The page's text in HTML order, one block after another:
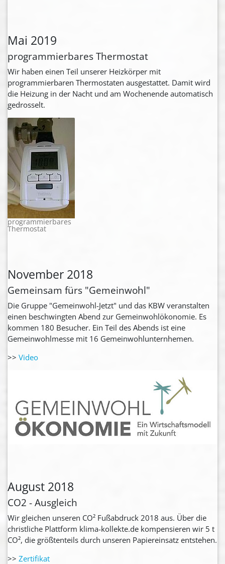
Mai 2019
programmierbares Thermostat
Wir haben einen Teil unserer Heizkörper mit
programmierbaren Thermostaten ausgestattet. Damit wird
die Heizung in der Nacht und am Wochenende automatisch
gedrosselt.
programmierbares
Thermostat
November 2018
Gemeinsam fürs "Gemeinwohl"
Die Gruppe "Gemeinwohl-Jetzt" und das KBW veranstalten
einen beschwingten Abend zur Gemeinwohlökonomie. Es
kommen 180 Besucher. Ein Teil des Abends ist eine
Gemeinwohlmesse mit 16 Gemeinwohlunternhemen.
>> Video
August 2018
CO2 - Ausgleich
Wir gleichen unseren CO² Fußabdruck 2018 aus. Über die
christliche Plattform klima-kollekte.de kompensieren wir 5 t
CO², die größtenteils durch unseren Papiereinsatz entstehen.
>> Zertifikat